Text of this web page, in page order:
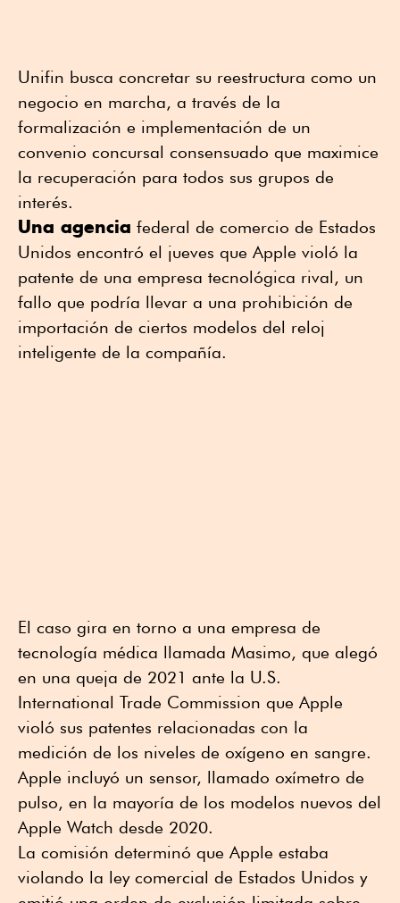
Unifin busca concretar su reestructura como un
negocio en marcha, a través de la
formalización e implementación de un
convenio concursal consensuado que maximice
la recuperación para todos sus grupos de
interés.
Una agencia federal de comercio de Estados
Unidos encontró el jueves que Apple violó la
patente de una empresa tecnológica rival, un
fallo que podría llevar a una prohibición de
importación de ciertos modelos del reloj
inteligente de la compañía.
El caso gira en torno a una empresa de
tecnología médica llamada Masimo, que alegó
en una queja de 2021 ante la U.S.
International Trade Commission que Apple
violó sus patentes relacionadas con la
medición de los niveles de oxígeno en sangre.
Apple incluyó un sensor, llamado oxímetro de
pulso, en la mayoría de los modelos nuevos del
Apple Watch desde 2020.
La comisión determinó que Apple estaba
violando la ley comercial de Estados Unidos y